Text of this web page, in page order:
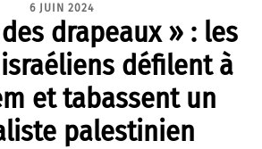
6 JUIN 2024
drapeaux » : les
défilent à
et tabassent un
palestinien